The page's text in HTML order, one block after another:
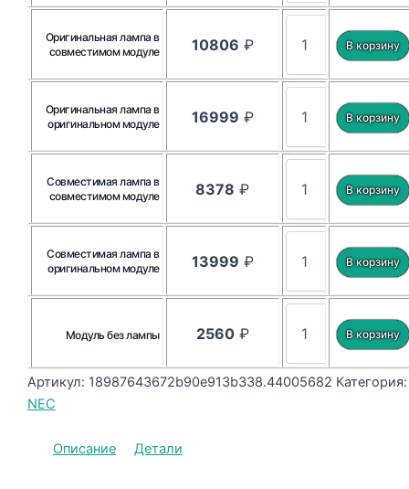
Оригинальная лампа в
совместимом модуле
10806 ₽
Оригинальная лампа в
оригинальном модуле
16999 ₽
Совместимая лампа в
совместимом модуле
8378 ₽
Совместимая лампа в
оригинальном модуле
13999 ₽
Модуль без лампы 2560₽
Артикул: 18987643672b90e913b338.44005682 Категория:
NEC
Описание Детали